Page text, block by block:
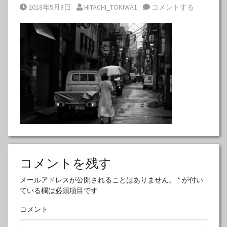
Posted on
2018年5月8日 Posted by
HITACHI_TOKIWA1 コメントする
コメントを残す
メールアドレスが公開されることはありません。 * が付い
ている欄は必須項目です
コメント